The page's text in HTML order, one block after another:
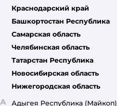
Краснодарский край
Башкортостан Республика
Самарская область
Челябинская область
Татарстан Республика
Новосибирская область
Нижегородская область
А Адыгея Республика (Майкоп)